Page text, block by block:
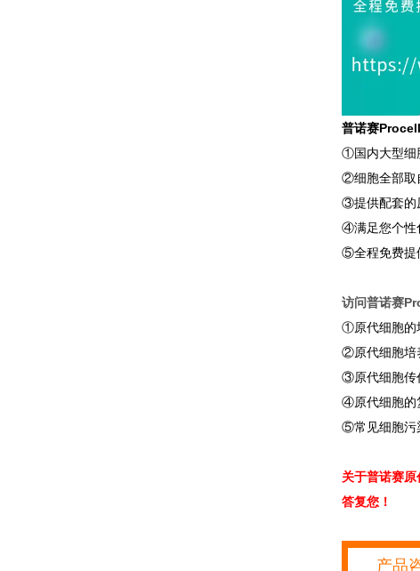
普诺赛
①国内大型细
②细胞全部取
③提供配套的
④满足您个性
⑤全程免费提
访问普诺赛
①原代细胞的
②原代细胞培
③原代细胞传
④原代细胞的
⑤常见细胞污
关于普诺赛
答复您！
产品